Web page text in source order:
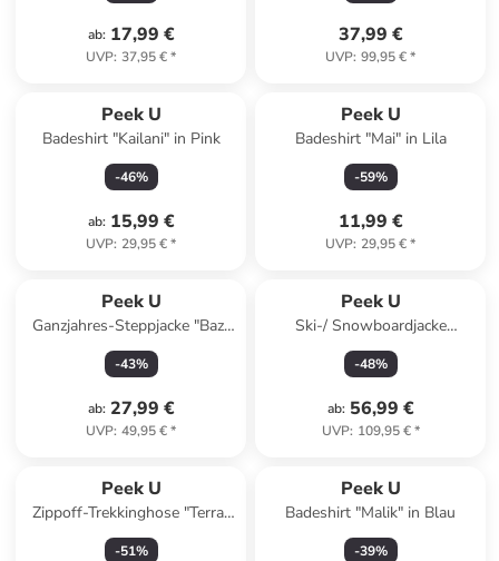
ab: 17,99 €
UVP: 37,95 €*
37,99 €
UVP: 99,95 €*
Peek U
Badeshirt "Kailani" in Pink
-46%
ab: 15,99 €
UVP: 29,95 €*
Peek U
Badeshirt "Mai" in Lila
-59%
11,99 €
UVP: 29,95 €*
Peek U
Ganzjahres-Steppjacke "Baz"
in Khaki
-43%
ab: 27,99 €
UVP: 49,95 €*
Peek U
Ski-/ Snowboardjacke
"Decker" in Dunkelblau/ Grün
-48%
ab: 56,99 €
UVP: 109,95 €*
Peek U
Zippoff-Trekkinghose "Terra"
in Dunkelblau
-51%
Peek U
Badeshirt "Malik" in Blau
-39%